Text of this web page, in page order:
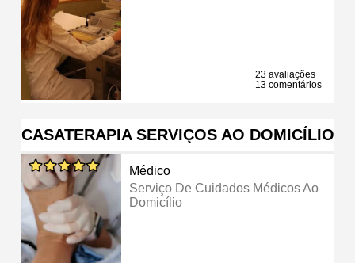
23 avaliações
13 comentários
CASATERAPIA SERVIÇOS AO DOMICÍLIO
Médico
Serviço De Cuidados Médicos Ao
Domicílio